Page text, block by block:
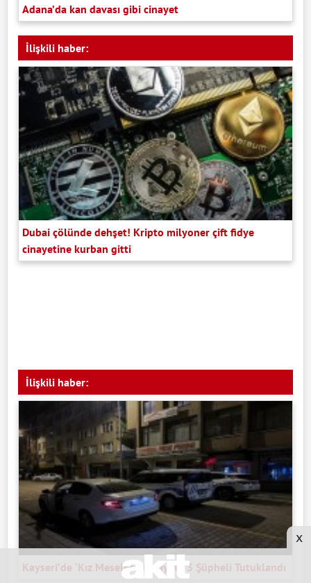
Adana’da kan davası gibi cinayet
İlişkili haber:
Dubai çölünde dehşet! Kripto milyoner çift fidye
cinayetine kurban gitti
İlişkili haber:
Kayseri’de ‘Kız Meselesi’ Cinayeti: 3 Şüpheli Tutuklandı
x